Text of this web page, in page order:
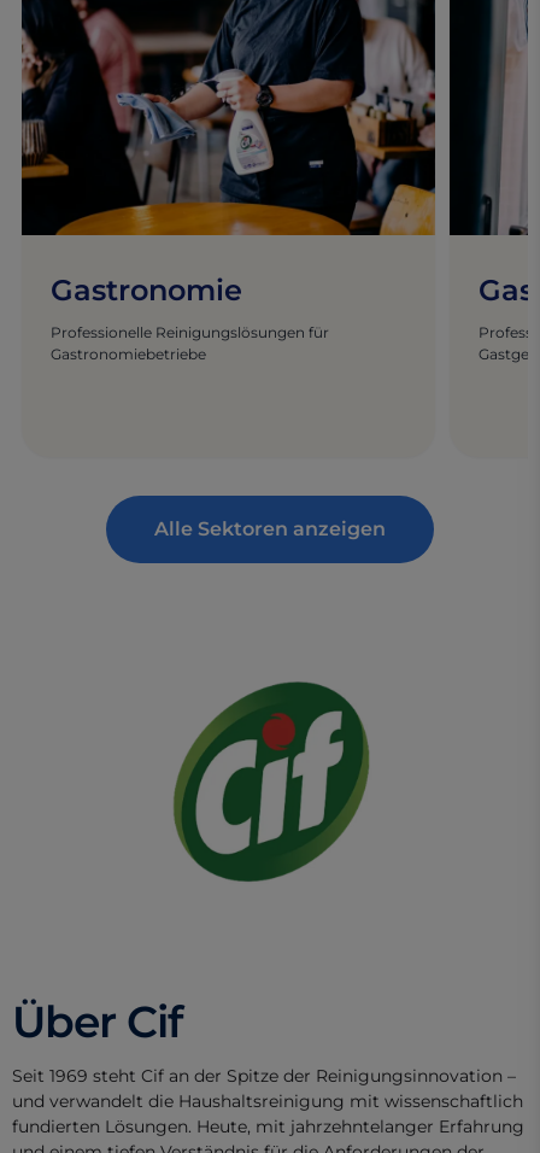
Gastronomie
Professionelle Reinigungslösungen für
Gastronomiebetriebe
Alle Sektoren anzeigen
Über Cif
Seit 1969 steht Cif an der Spitze der Reinigungsinnovation –
und verwandelt die Haushaltsreinigung mit wissenschaftlich
fundierten Lösungen. Heute, mit jahrzehntelanger Erfahrung